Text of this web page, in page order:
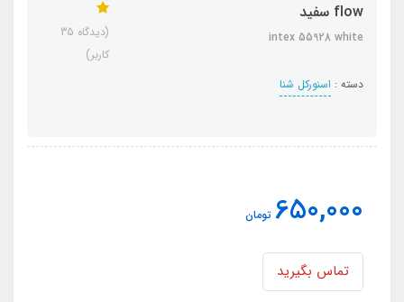
flow سفید
intex 55928 white
دسته : اسنورکل شنا
(دیدگاه 35
کاربر)
650,000 تومان
تماس بگیرید